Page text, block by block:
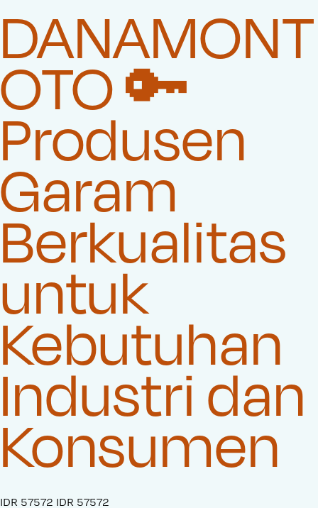
DANAMONT
OTO 🔑
Produsen
Garam
Berkualitas
untuk
Kebutuhan
Industri dan
Konsumen
S
IDR 57572 O
IDR 57572